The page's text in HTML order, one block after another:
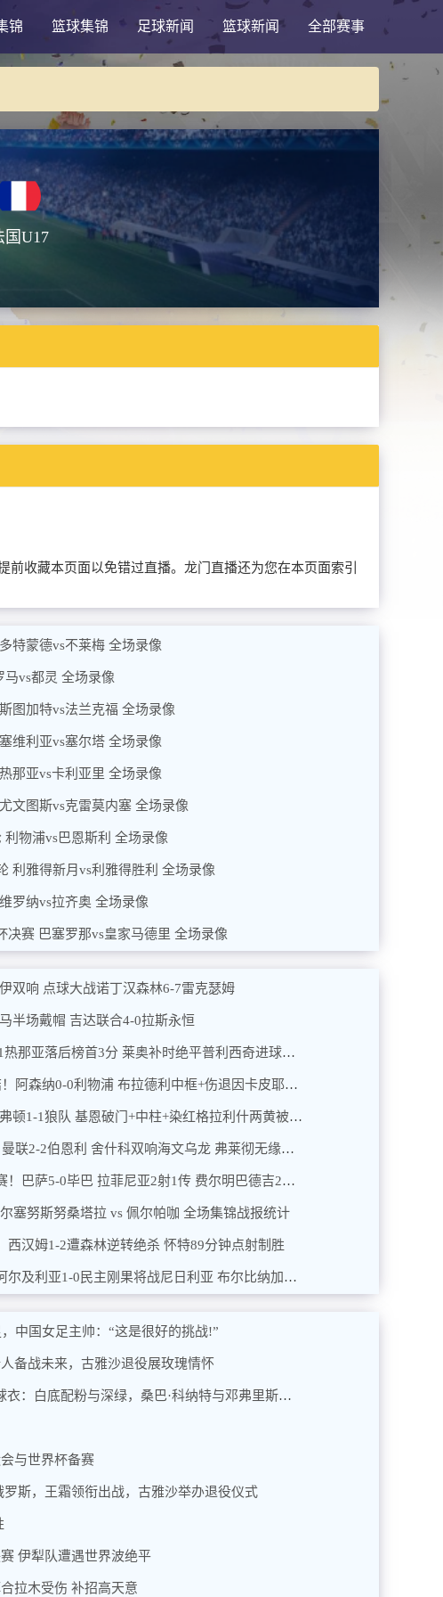
锦 篮球集锦 足球新闻 篮球新闻 全部赛事
国U17
收藏本页面以免错过直播。龙门直播还为您在本页面索引
特蒙德vs不莱梅 全场录像
马vs都灵 全场录像
图加特vs法兰克福 全场录像
维利亚vs塞尔塔 全场录像
那亚vs卡利亚里 全场录像
文图斯vs克雷莫内塞 全场录像
利物浦vs巴恩斯利 全场录像
利雅得新月vs利雅得胜利 全场录像
罗纳vs拉齐奥 全场录像
决赛 巴塞罗那vs皇家马德里 全场录像
双响 点球大战诺丁汉森林6-7雷克瑟姆
半场戴帽 吉达联合4-0拉斯永恒
2026年01月09日 意甲-米兰1-1热那亚落后榜首3分 莱奥补时绝平普利西奇进球被吹
2026年01月09日 5连胜遭终结！阿森纳0-0利物浦 布拉德利中框+伤退因卡皮耶伤退
2026年01月08日 英超-九人埃弗顿1-1狼队 基恩破门+中柱+染红格拉利什两黄被罚下
2026年01月08日 英超3连平！曼联2-2伯恩利 舍什科双响海文乌龙 弗莱彻无缘开门红
2026年01月08日 进西超杯决赛！巴萨5-0毕巴 拉菲尼亚2射1传 费尔明巴德吉2传1射
塞努斯努桑塔拉 vs 佩尔帕咖 全场集锦战报统计
西汉姆1-2遭森林逆转绝杀 怀特89分钟点射制胜
2026年01月07日 晋级八强！阿尔及利亚1-0民主刚果将战尼日利亚 布尔比纳加时绝杀
中国女足主帅：“这是很好的挑战!”
备战未来，古雅沙退役展玫瑰情怀
皇家马德里公布2026/27主场球衣：白底配粉与深绿，桑巴·科纳特与邓弗里斯转会传闻添热点
与世界杯备赛
斯，王霜领衔出战，古雅沙举办退役仪式
伊犁队遭遇世界波绝平
拉木受伤 补招高天意